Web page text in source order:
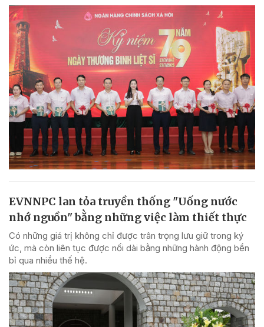
EVNNPC lan tỏa truyền thống "Uống nước
nhớ nguồn" bằng những việc làm thiết thực
Có những giá trị không chỉ được trân trọng lưu giữ trong ký
ức, mà còn liên tục được nối dài bằng những hành động bền
bỉ qua nhiều thế hệ.